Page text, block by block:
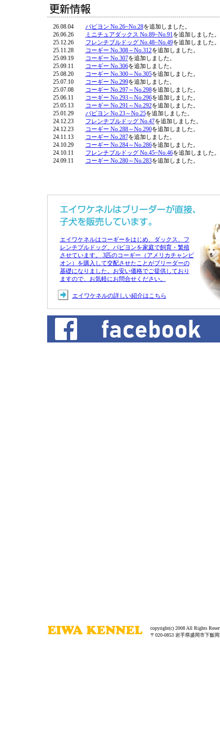
26.08.04 パピヨン No.26~No.28を追加しました。
26.06.26
ミニチュアダックス No.89~No.91 を追加しました。
25.12.26
フレンチブルドッグ No.48~No.49を追加しました。
25.11.28
コーギー No.308～No.312を追加しました。
25.09.19
コーギー No.307を追加しました。
25.09.11
コーギー No.306を追加しました。
25.08.20
コーギー No.300～No.305を追加しました。
25.07.10
コーギー No.299を追加しました。
25.07.08
コーギー No.297～No.298を追加しました。
25.06.11
コーギー No.293～No.296を追加しました。
25.05.13
コーギー No.291～No.292を追加しました。
25.01.29
パピヨン No.23～No.25を追加しました。
24.12.23
フレンチブルドッグ No.47を追加しました。
24.12.23
コーギー No.288～No.290を追加しました。
24.11.13
コーギー No.287を追加しました。
24.10.29
コーギー No.284～No.286を追加しました。
24.10.11
フレンチブルドッグ No.45~No.46を追加しました。
24.09.11
コーギー No.280～No.283を追加しました。
エイワケネルはコーギーをはじめ、ダックス、フ
レンチブルドッグ、パピヨンを家庭で飼育・繁殖
させています。 3匹のコーギー（アメリカチャンピ
オン）を購入して交配させたことがブリーダーの
基礎になりました。お安い価格でご提供しており
ますので、お気軽にお問合せください。
エイワケネルの詳しい紹介はこちら
copyright(c) 2008 All Rights
〒020-0853 岩手県盛岡市下飯